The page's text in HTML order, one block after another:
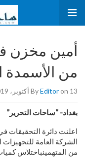
من الأسمدة
ByEditoron 13 أكتوبر، 2019
بغداد- “ساحات التحرير”
اعلنت دائرة التحقيقات
الشركة العامة
من المتهمينباختلاس